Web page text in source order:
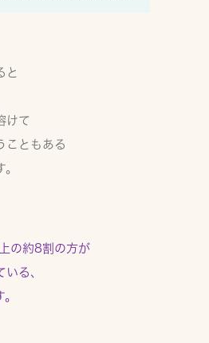
と
けて
こともある
の約8割の方が
いる 、